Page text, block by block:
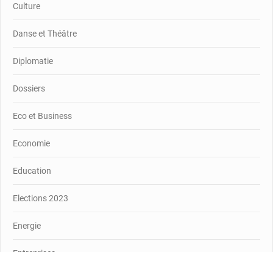
Culture
Danse et Théâtre
Diplomatie
Dossiers
Eco et Business
Economie
Education
Elections 2023
Energie
Entreprises